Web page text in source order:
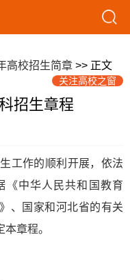
高校招生简章 >> 正文
关注高校之窗
招生章程
工作的顺利开展，依法
《中华人民共和国教育
、国家和河北省的有关
章程。